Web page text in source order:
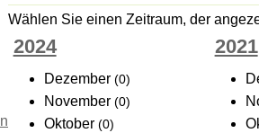
Wählen Sie einen Zeitraum, der
2024
Dezember (0)
November (0)
Oktober (0)
2021